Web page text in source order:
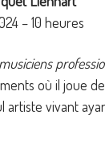
– 10 heures
où il joue
artiste vivant